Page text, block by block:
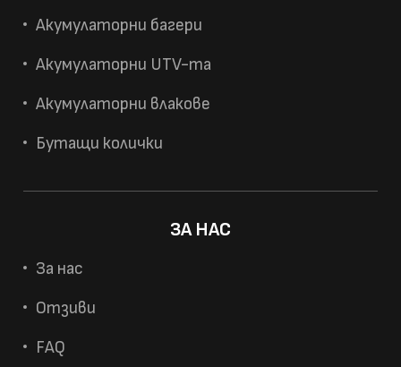
Акумулаторни багери
Акумулаторни UTV-та
Акумулаторни влакове
Бутащи колички
ЗА НАС
За нас
Отзиви
FAQ